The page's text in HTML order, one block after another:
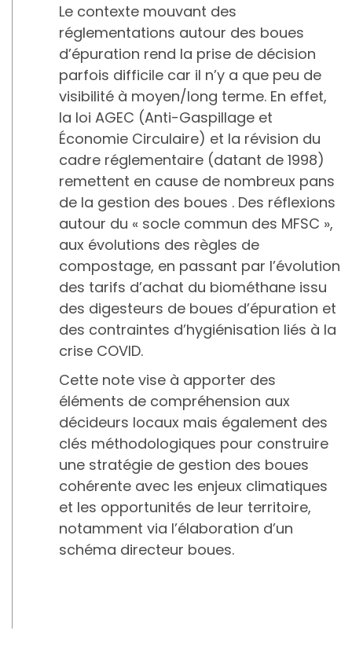
Le contexte mouvant des
réglementations autour des boues
d’épuration rend la prise de décision
parfois difficile car il n’y a que peu de
visibilité à moyen/long terme. En effet,
la loi AGEC (Anti-Gaspillage et
Économie Circulaire) et la révision du
cadre réglementaire (datant de 1998)
remettent en cause de nombreux pans
de la gestion des boues . Des réflexions
autour du « socle commun des MFSC »,
aux évolutions des règles de
compostage, en passant par l’évolution
des tarifs d’achat du biométhane issu
des digesteurs de boues d’épuration et
des contraintes d’hygiénisation liés à la
crise COVID.
Cette note vise à apporter des
éléments de compréhension aux
décideurs locaux mais également des
clés méthodologiques pour construire
une stratégie de gestion des boues
cohérente avec les enjeux climatiques
et les opportunités de leur territoire,
notamment via l’élaboration d’un
schéma directeur boues.